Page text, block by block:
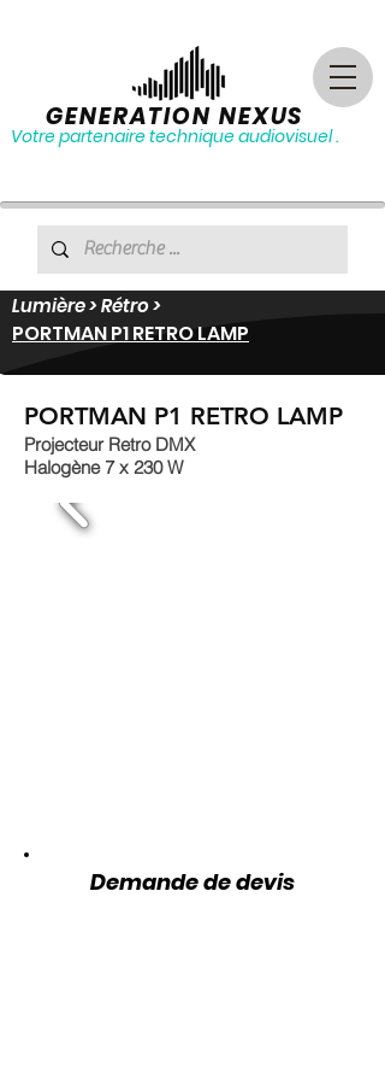
Votre partenaire technique audiovisuel .
GENERATION NEXUS
Lumière > Rétro >
PORTMAN P1 RETRO LAMP
PORTMAN P1 RETRO LAMP
Projecteur Retro DMX
Halogène 7 x 230 W
Demande de devis